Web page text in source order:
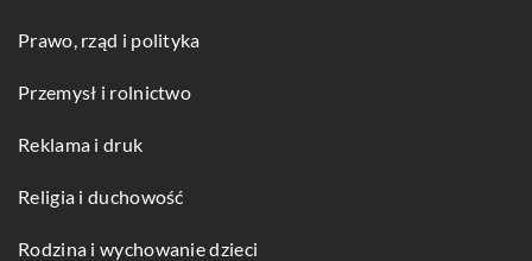
Prawo, rząd i polityka
Przemysł i rolnictwo
Reklama i druk
Religia i duchowość
Rodzina i wychowanie dzieci